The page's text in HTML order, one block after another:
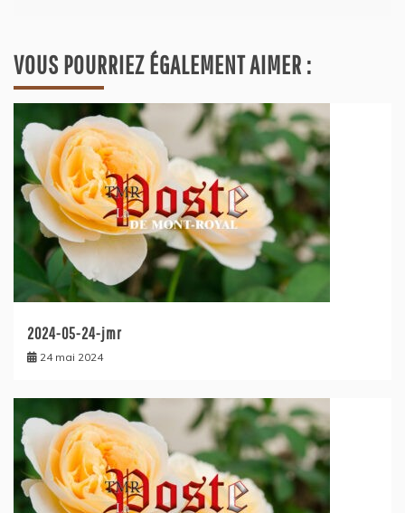
VOUS POURRIEZ ÉGALEMENT AIMER :
2024-05-24-jmr
24 mai 2024